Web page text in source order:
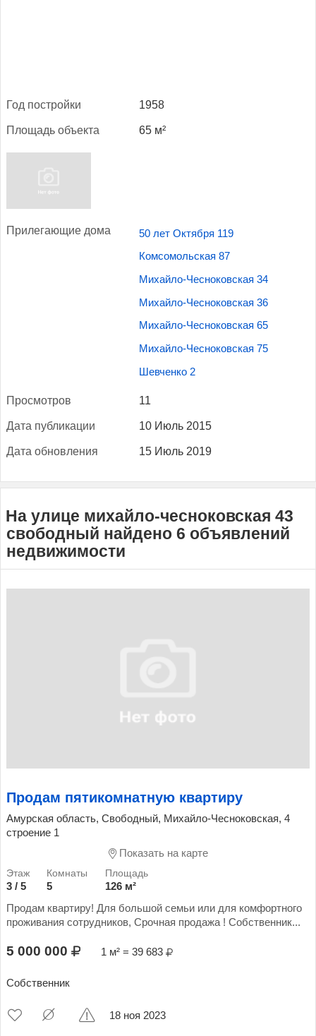
Год пос­трой­ки 1958
Пло­щадь объ­ек­та 65 м²
При­лега­ющие до­ма 50 лет Октября 119
Комсомольская 87
Михайло-Чесноковская 34
Михайло-Чесноковская 36
Михайло-Чесноковская 65
Михайло-Чесноковская 75
Шевченко 2
Прос­мотров 11
Да­та пуб­ли­кации 10 Июль 2015
Да­та об­новле­ния 15 Июль 2019
На улице михайло-чесноковская 43
свободный найдено 6 объявлений
недвижимости
Продам пятикомнатную квартиру
Амурская область, Свободный, Михайло-Чесноковская, 4
строение 1
Показать на карте
3 / 5 5
126 м²
Продам квартиру! Для большой семьи или для комфортного
проживания сотрудников, Срочная продажа ! Собственник...
5 000 000 1 м² = 39 683
Собственник
18 ноя 2023